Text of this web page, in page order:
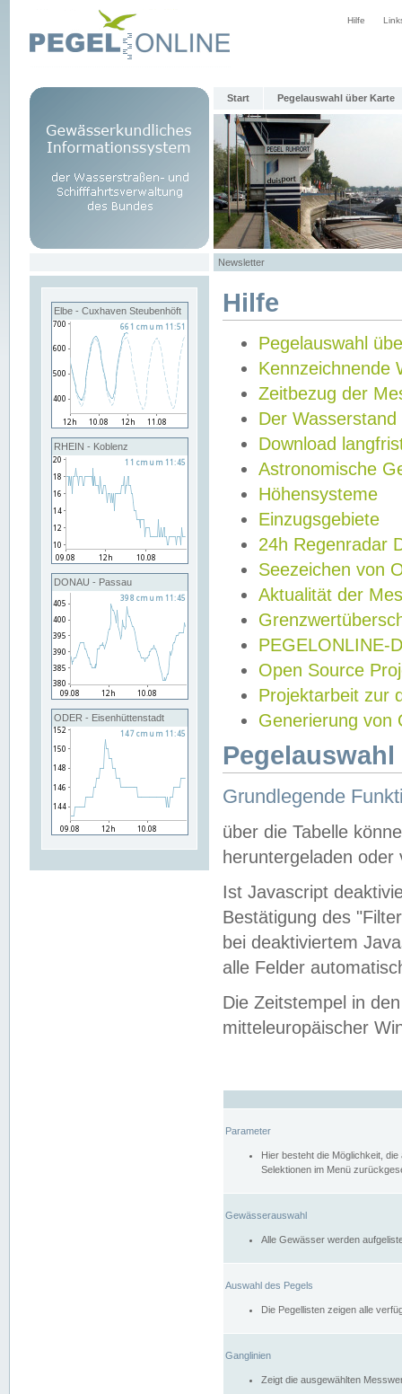
Hilfe
Start Pegelauswahl über Karte
Newsletter
Elbe - Cuxhaven Steubenhöft
RHEIN - Koblenz
DONAU - Passau
ODER - Eisenhüttenstadt
Hilfe
Pegelauswahl
Kennzeichnende
Zeitbezug der
Der Wasserstand
Download
Astronomische
Höhensysteme
Einzugsgebiete
24h Regenradar
Seezeichen von
Aktualität der
PEGELONLINE-
Open Source
Projektarbeit zur
Generierung von
Grundlegende
über die Tabelle
heruntergeladen oder
Ist Javascript
Bestätigung des
bei deaktiviertem
alle Felder
Die Zeitstempel in
mitteleuropäischer
Parameter
Hier besteht die Möglichkeit,
Selektionen im Menü
Gewässerauswahl
Alle Gewässer werden
Auswahl des Pegels
Die Pegellisten zeigen alle
Ganglinien
Zeigt die ausgewählten